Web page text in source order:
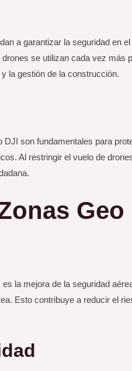
a garantizar la seguridad en
se utilizan cada vez más
la gestión de la construcción.
son fundamentales para
Al restringir el vuelo de
Geo
la mejora de la seguridad
Esto contribuye a reducir el